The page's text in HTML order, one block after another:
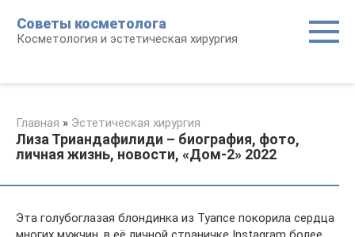
контенту
Советы косметолога
Косметология и эстетическая хирургия
Главная » Эстетическая хирургия
Лиза Триандафилиди – биография, фото,
личная жизнь, новости, «Дом-2» 2022
Эта голубоглазая блондинка из Туапсе покорила сердца